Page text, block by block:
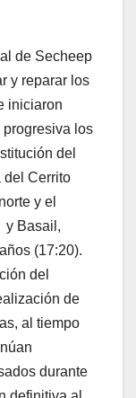
de Secheep
y reparar los
iniciaron
progresiva los
del
del Cerrito
y el
y Basail,
(17:20).
del
de
al tiempo
durante